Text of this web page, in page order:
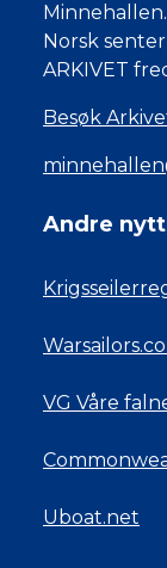
Norsk
ARKIVET
Besøk
Andre
VG Våre
Uboat.net